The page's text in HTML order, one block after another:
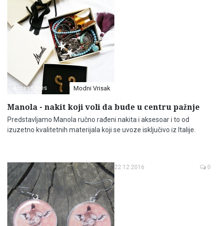
Accessories Modni Vrisak
Manola - nakit koji voli da bude u centru pažnje
Predstavljamo Manola ručno rađeni nakita i aksesoar i to od
izuzetno kvalitetnih materijala koji se uvoze isključivo iz Italije.
22.12.2016 0